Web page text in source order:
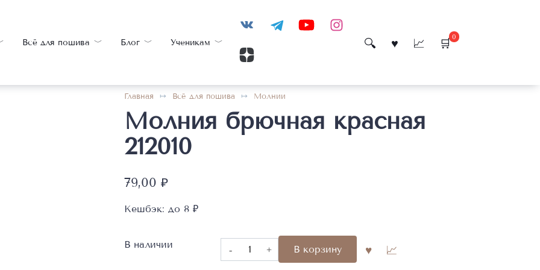
Всё для пошива Блог Ученикам
0
Главная Всё для пошива Молнии
Молния брючная красная
212010
79,00 ₽
Кешбэк: до 8 ₽
В наличии
Количество
товара
В корзину